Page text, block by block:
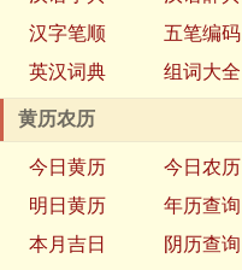
汉字笔顺
五笔编码
英汉词典
组词大全
黄历农历
今日黄历 今日农历
明日黄历
年历查询
本月吉日
阴历查询